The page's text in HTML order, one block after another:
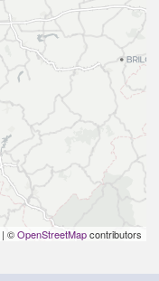
| ©OpenStreetMapcontributors